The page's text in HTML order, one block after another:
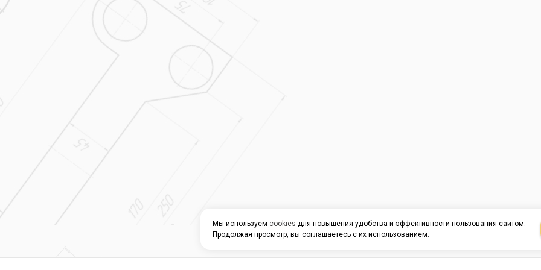
Мы используем cookies для повышения удобства и эффективности пользования сайтом.
Продолжая просмотр, вы соглашаетесь с их использованием.